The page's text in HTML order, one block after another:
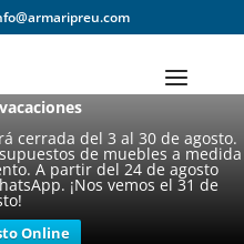
cerrada del 3 al 30 de agosto.
de muebles a medida
A partir del 24 de agosto
¡Nos vemos el 31 de
Online